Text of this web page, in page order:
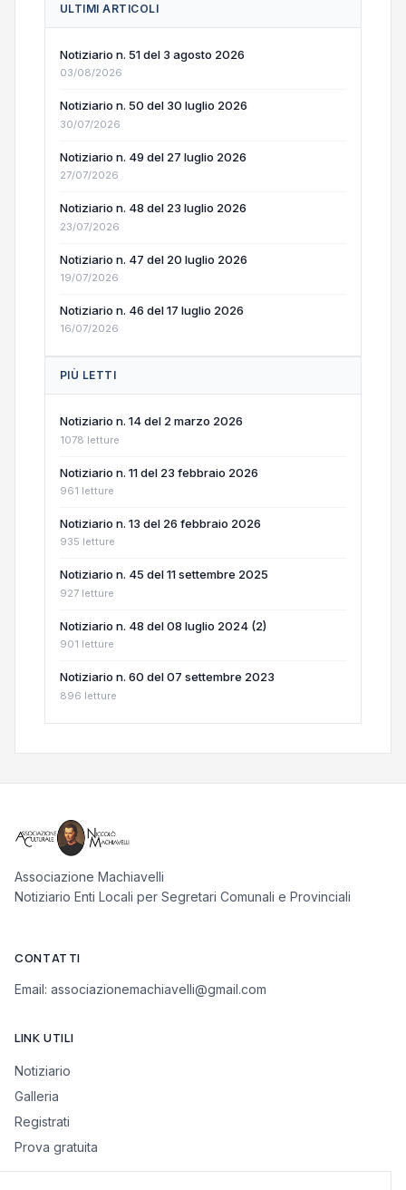
ULTIMI ARTICOLI
Notiziario n. 51 del 3 agosto 2026
03/08/2026
Notiziario n. 50 del 30 luglio 2026
30/07/2026
Notiziario n. 49 del 27 luglio 2026
27/07/2026
Notiziario n. 48 del 23 luglio 2026
23/07/2026
Notiziario n. 47 del 20 luglio 2026
19/07/2026
Notiziario n. 46 del 17 luglio 2026
16/07/2026
PIÙ LETTI
Notiziario n. 14 del 2 marzo 2026
1078 letture
Notiziario n. 11 del 23 febbraio 2026
961 letture
Notiziario n. 13 del 26 febbraio 2026
935 letture
Notiziario n. 45 del 11 settembre 2025
927 letture
Notiziario n. 48 del 08 luglio 2024 (2)
901 letture
Notiziario n. 60 del 07 settembre 2023
896 letture
Associazione Machiavelli
Notiziario Enti Locali per Segretari Comunali e Provinciali
CONTATTI
Email: associazionemachiavelli@gmail.com
LINK UTILI
Notiziario
Galleria
Registrati
Prova gratuita